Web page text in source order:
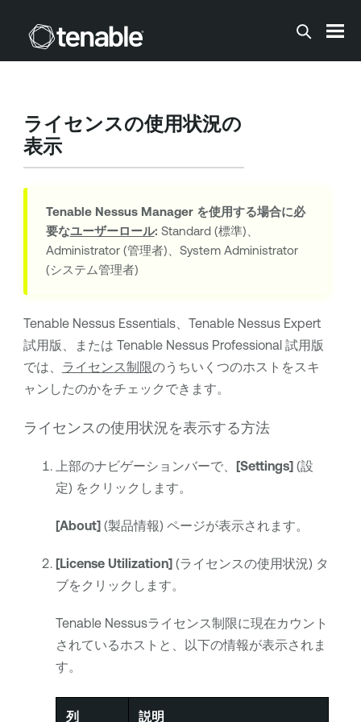
メインコンテンツに移動する
ライセンスの使用状況の
表示
Tenable Nessus Managerを使用する場合に必
要なユーザーロール: Standard (標準)、
Administrator (管理者)、System Administrator
(システム管理者)
Tenable Nessus Essentials、 Tenable Nessus Expert
試用版、または Tenable Nessus Professional 試用版
では、 ライセンス制限のうちいくつのホストをスキ
ャンしたのかをチェックできます。
ライセンスの使用状況を表示する方法
上部のナビゲーションバーで、 [Settings] (設
定) をクリックします。
[About] (製品情報) ページが表示されます。
[License Utilization] (ライセンスの使用状況) タ
ブをクリックします。
Tenable Nessusライセンス制限に現在カウント
されているホストと、以下の情報が表示されま
す。
列 説明